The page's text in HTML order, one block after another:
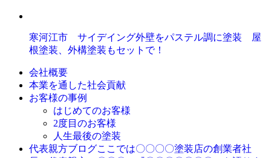
寒河江市 サイデイング外壁をパステル調に塗装 屋
根塗装、外構塗装もセットで！
会社概要
本業を通した社会貢献
お客様の事例
はじめてのお客様
2度目のお客様
人生最後の塗装
代表親方ブログここでは〇〇〇〇塗装店の創業者社